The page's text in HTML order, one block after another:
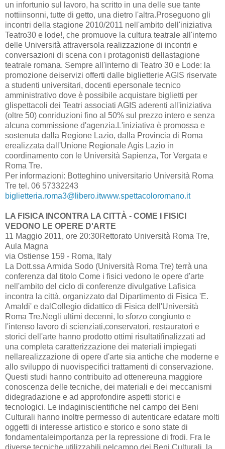
un infortunio sul lavoro, ha scritto in una delle sue tante
nottiinsonni, tutte di getto, una dietro l'altra.Proseguono gli
incontri della stagione 2010/2011 nell'ambito dell'iniziativa
Teatro30 e lode!, che promuove la cultura teatrale all'interno
delle Università attraversola realizzazione di incontri e
conversazioni di scena con i protagonisti dellastagione
teatrale romana. Sempre all'interno di Teatro 30 e Lode: la
promozione deiservizi offerti dalle biglietterie AGIS riservate
a studenti universitari, docenti epersonale tecnico
amministrativo dove è possibile acquistare biglietti per
glispettacoli dei Teatri associati AGIS aderenti all'iniziativa
(oltre 50) conriduzioni fino al 50% sul prezzo intero e senza
alcuna commissione d'agenzia.L'iniziativa è promossa e
sostenuta dalla Regione Lazio, dalla Provincia di Roma
erealizzata dall'Unione Regionale Agis Lazio in
coordinamento con le Università Sapienza, Tor Vergata e
Roma Tre.
Per informazioni: Botteghino universitario Università Roma
Tre tel. 06 57332243
biglietteria.roma3@libero.itwww.spettacoloromano.it
LA FISICA INCONTRA LA CITTÀ - COME I FISICI
VEDONO LE OPERE D'ARTE
11 Maggio 2011, ore 20:30Rettorato Università Roma Tre,
Aula Magna
via Ostiense 159 - Roma, Italy
La Dott.ssa Armida Sodo (Università Roma Tre) terrà una
conferenza dal titolo Come i fisici vedono le opere d'arte
nell'ambito del ciclo di conferenze divulgative Lafisica
incontra la città, organizzato dal Dipartimento di Fisica 'E.
Amaldi' e dalCollegio didattico di Fisica dell'Università
Roma Tre.Negli ultimi decenni, lo sforzo congiunto e
l'intenso lavoro di scienziati,conservatori, restauratori e
storici dell'arte hanno prodotto ottimi risultatifinalizzati ad
una completa caratterizzazione dei materiali impiegati
nellarealizzazione di opere d'arte sia antiche che moderne e
allo sviluppo di nuovispecifici trattamenti di conservazione.
Questi studi hanno contribuito ad ottenereuna maggiore
conoscenza delle tecniche, dei materiali e dei meccanismi
didegradazione e ad approfondire aspetti storici e
tecnologici. Le indaginiscientifiche nel campo dei Beni
Culturali hanno inoltre permesso di autenticare edatare molti
oggetti di interesse artistico e storico e sono state di
fondamentaleimportanza per la repressione di frodi. Fra le
diverse tecniche utilizzabili nelcampo dei Beni Culturali, la